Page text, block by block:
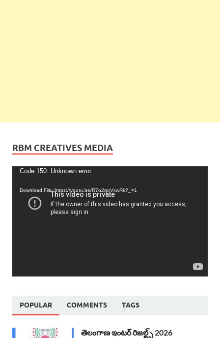
RBM CREATIVES MEDIA
Video
Code 150: Unknown error.
Download File: https://youtu.be/R7o2qoVxwRk?_=1
POPULAR COMMENTS TAGS
తెలంగాణ ఇంటర్ రిజల్ట్స్ 2026